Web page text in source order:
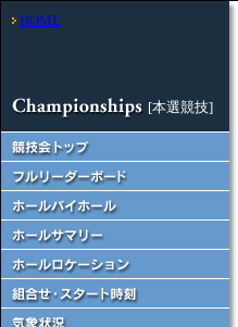
HOME
[本選競技]